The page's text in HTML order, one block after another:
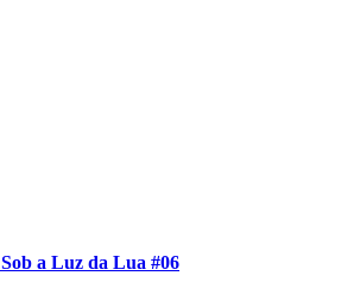
Sob a Luz da Lua #06